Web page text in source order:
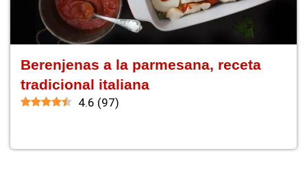
Berenjenas a la parmesana, receta
tradicional italiana
4.6 (97)